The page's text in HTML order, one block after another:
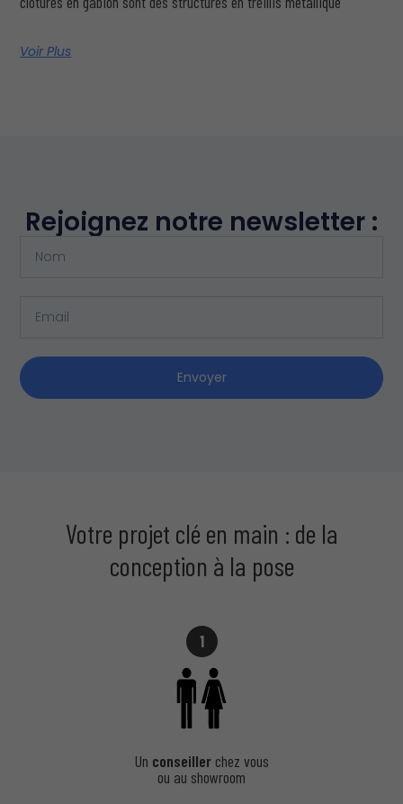
Voir Plus
Rejoignez notre newsletter :
Envoyer
Votre projet clé en main : de la
conception à la pose
1
Un conseillerchez vous
ou au showroom